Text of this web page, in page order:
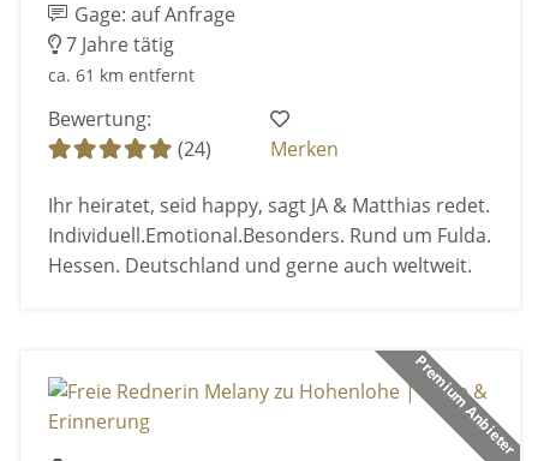
Gage: auf Anfrage
7 Jahre tätig
ca. 61 km entfernt
Bewertung:
(24)
Merken
Ihr heiratet, seid happy, sagt JA & Matthias redet.
Individuell.Emotional.Besonders. Rund um Fulda.
Hessen. Deutschland und gerne auch weltweit.
Premium Anbieter